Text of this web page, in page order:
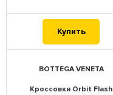
Купить
BOTTEGA VENETA
Кроссовки Orbit Flash